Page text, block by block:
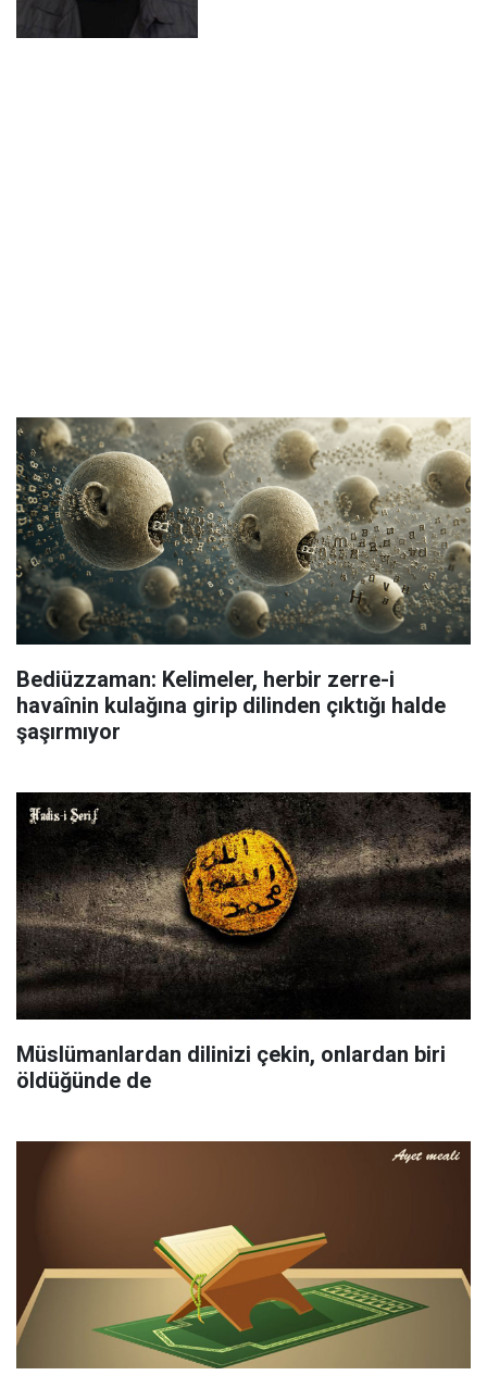
Bediüzzaman: Kelimeler, herbir zerre-i
havaînin kulağına girip dilinden çıktığı halde
şaşırmıyor
Müslümanlardan dilinizi çekin, onlardan biri
öldüğünde de